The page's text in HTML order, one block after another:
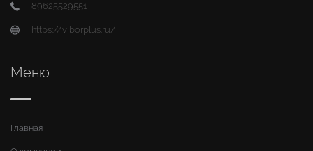
89625529551
https://viborplus.ru/
Меню
Главная